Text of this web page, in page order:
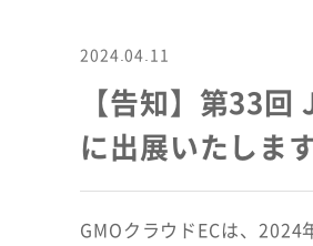
2024.04.11
【告知】第33
に出展いたしま
GMOクラウドECは、